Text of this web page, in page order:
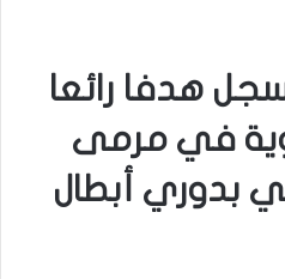
هدفا رائعا
في مرمى
بدوري أبطال